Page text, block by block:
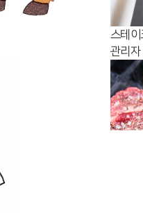
스테이
관리자